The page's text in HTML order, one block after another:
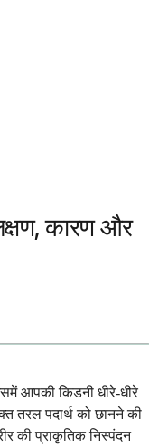
कारण और
आपकी किडनी धीरे-धीरे
तरल पदार्थ को छानने की
की प्राकृतिक निस्पंदन